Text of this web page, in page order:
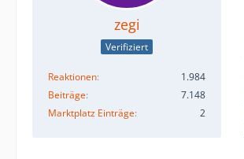
zegi
Verifiziert
Reaktionen
1.984
Beiträge
7.148
Marktplatz Einträge
2